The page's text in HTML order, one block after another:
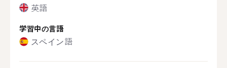
英語
学習中の言語
スペイン語